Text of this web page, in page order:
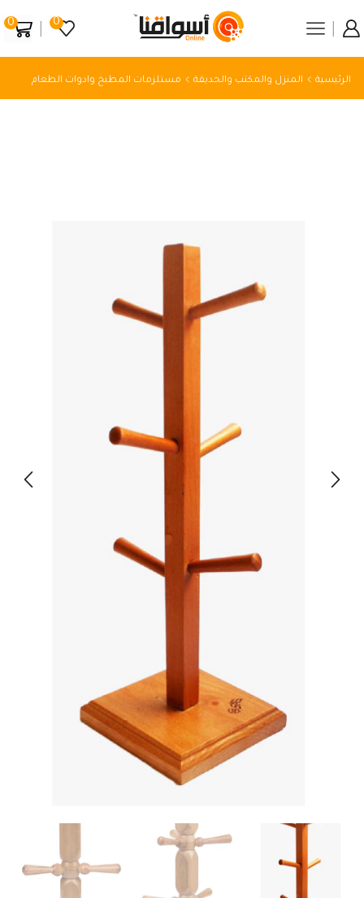
0
0
الرئيسية المنزل والمكتب والحديقة مستلزمات المطبخ وادوات الطعام